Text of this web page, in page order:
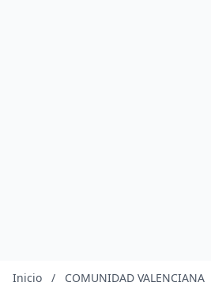
Inicio / COMUNIDAD VALENCIANA